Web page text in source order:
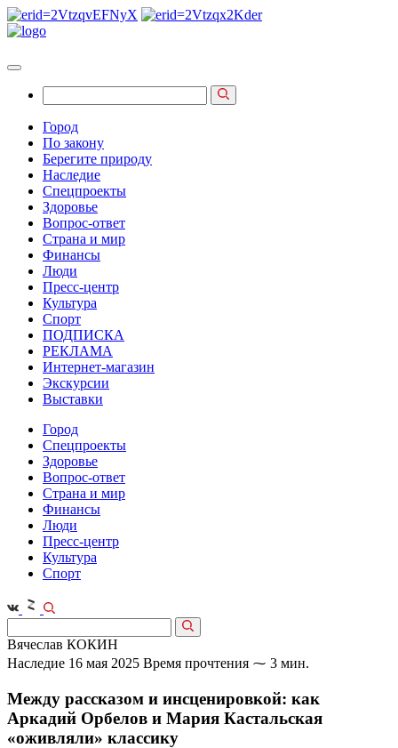
Город
По закону
Берегите природу
Наследие
Спецпроекты
Здоровье
Вопрос-ответ
Страна и мир
Финансы
Люди
Пресс-центр
Культура
Спорт
ПОДПИСКА
РЕКЛАМА
Интернет-магазин
Экскурсии
Выставки
Город
Спецпроекты
Здоровье
Вопрос-ответ
Страна и мир
Финансы
Люди
Пресс-центр
Культура
Спорт
Вячеслав КОКИН
Наследие 16 мая 2025 Время прочтения ⁓ 3 мин.
Между рассказом и инсценировкой: как
Аркадий Орбелов и Мария Кастальская
«оживляли» классику